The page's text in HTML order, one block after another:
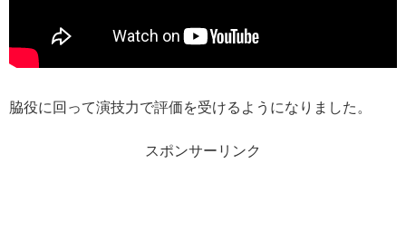
脇役に回って演技力で評価を受けるようになりました。
スポンサーリンク